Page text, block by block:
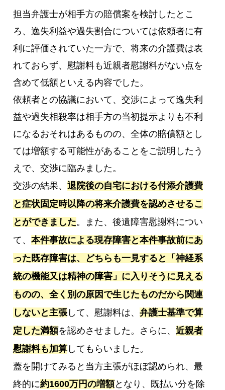
担当弁護士が相手方の賠償案を検討したとこ
ろ、逸失利益や過失割合については依頼者に有
利に評価されていた一方で、将来の介護費は表
れておらず、慰謝料も近親者慰謝料がない点を
含めて低額といえる内容でした。
依頼者との協議において、交渉によって逸失利
益や過失相殺率は相手方の当初提示よりも不利
になるおそれはあるものの、全体の賠償額とし
ては増額する可能性があることをご説明したう
えで、交渉に臨みました。
交渉の結果、退院後の自宅における付添介護費
と症状固定時以降の将来介護費を認めさせるこ
とができました。また、後遺障害慰謝料につい
て、本件事故による現存障害と本件事故前にあ
った既存障害は、どちらも一見すると「神経系
統の機能又は精神の障害」に入りそうに見える
ものの、全く別の原因で生じたものだから関連
しないと主張して、慰謝料は、弁護士基準で算
定した満額を認めさせました。さらに、近親者
慰謝料も加算 してもらいました。
蓋を開けてみると当方主張がほぼ認められ、最
終的に約1600万円の増額となり、既払い分を除